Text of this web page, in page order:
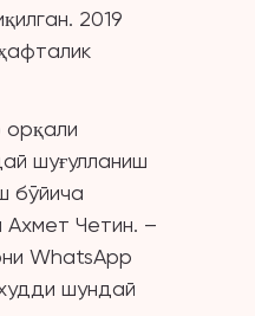
2019
орқали
шуғулланиш
бўйича
Ахмет Четин. –
WhatsApp
шундай